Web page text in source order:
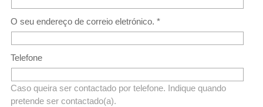
O seu endereço de correio eletrónico. *
Telefone
Caso queira ser contactado por telefone. Indique quando
pretende ser contactado(a).